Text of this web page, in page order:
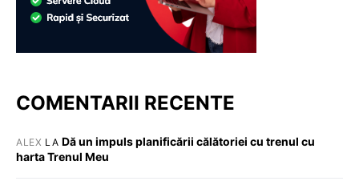
COMENTARII RECENTE
ALEX LA Dă un impuls planificării călătoriei cu trenul cu
harta Trenul Meu